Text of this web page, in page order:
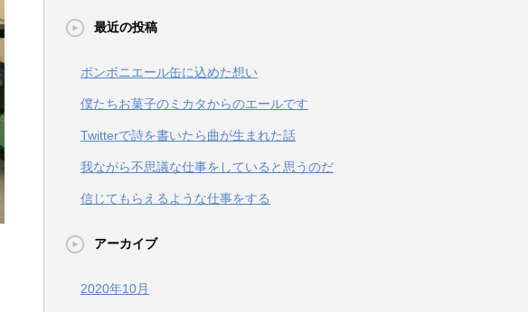
最近の投稿
ボンボニエール缶に込めた想い
僕たちお菓子のミカタからのエールです
Twitterで詩を書いたら曲が生まれた話
我ながら不思議な仕事をしていると思うのだ
信じてもらえるような仕事をする
アーカイブ
2020年10月